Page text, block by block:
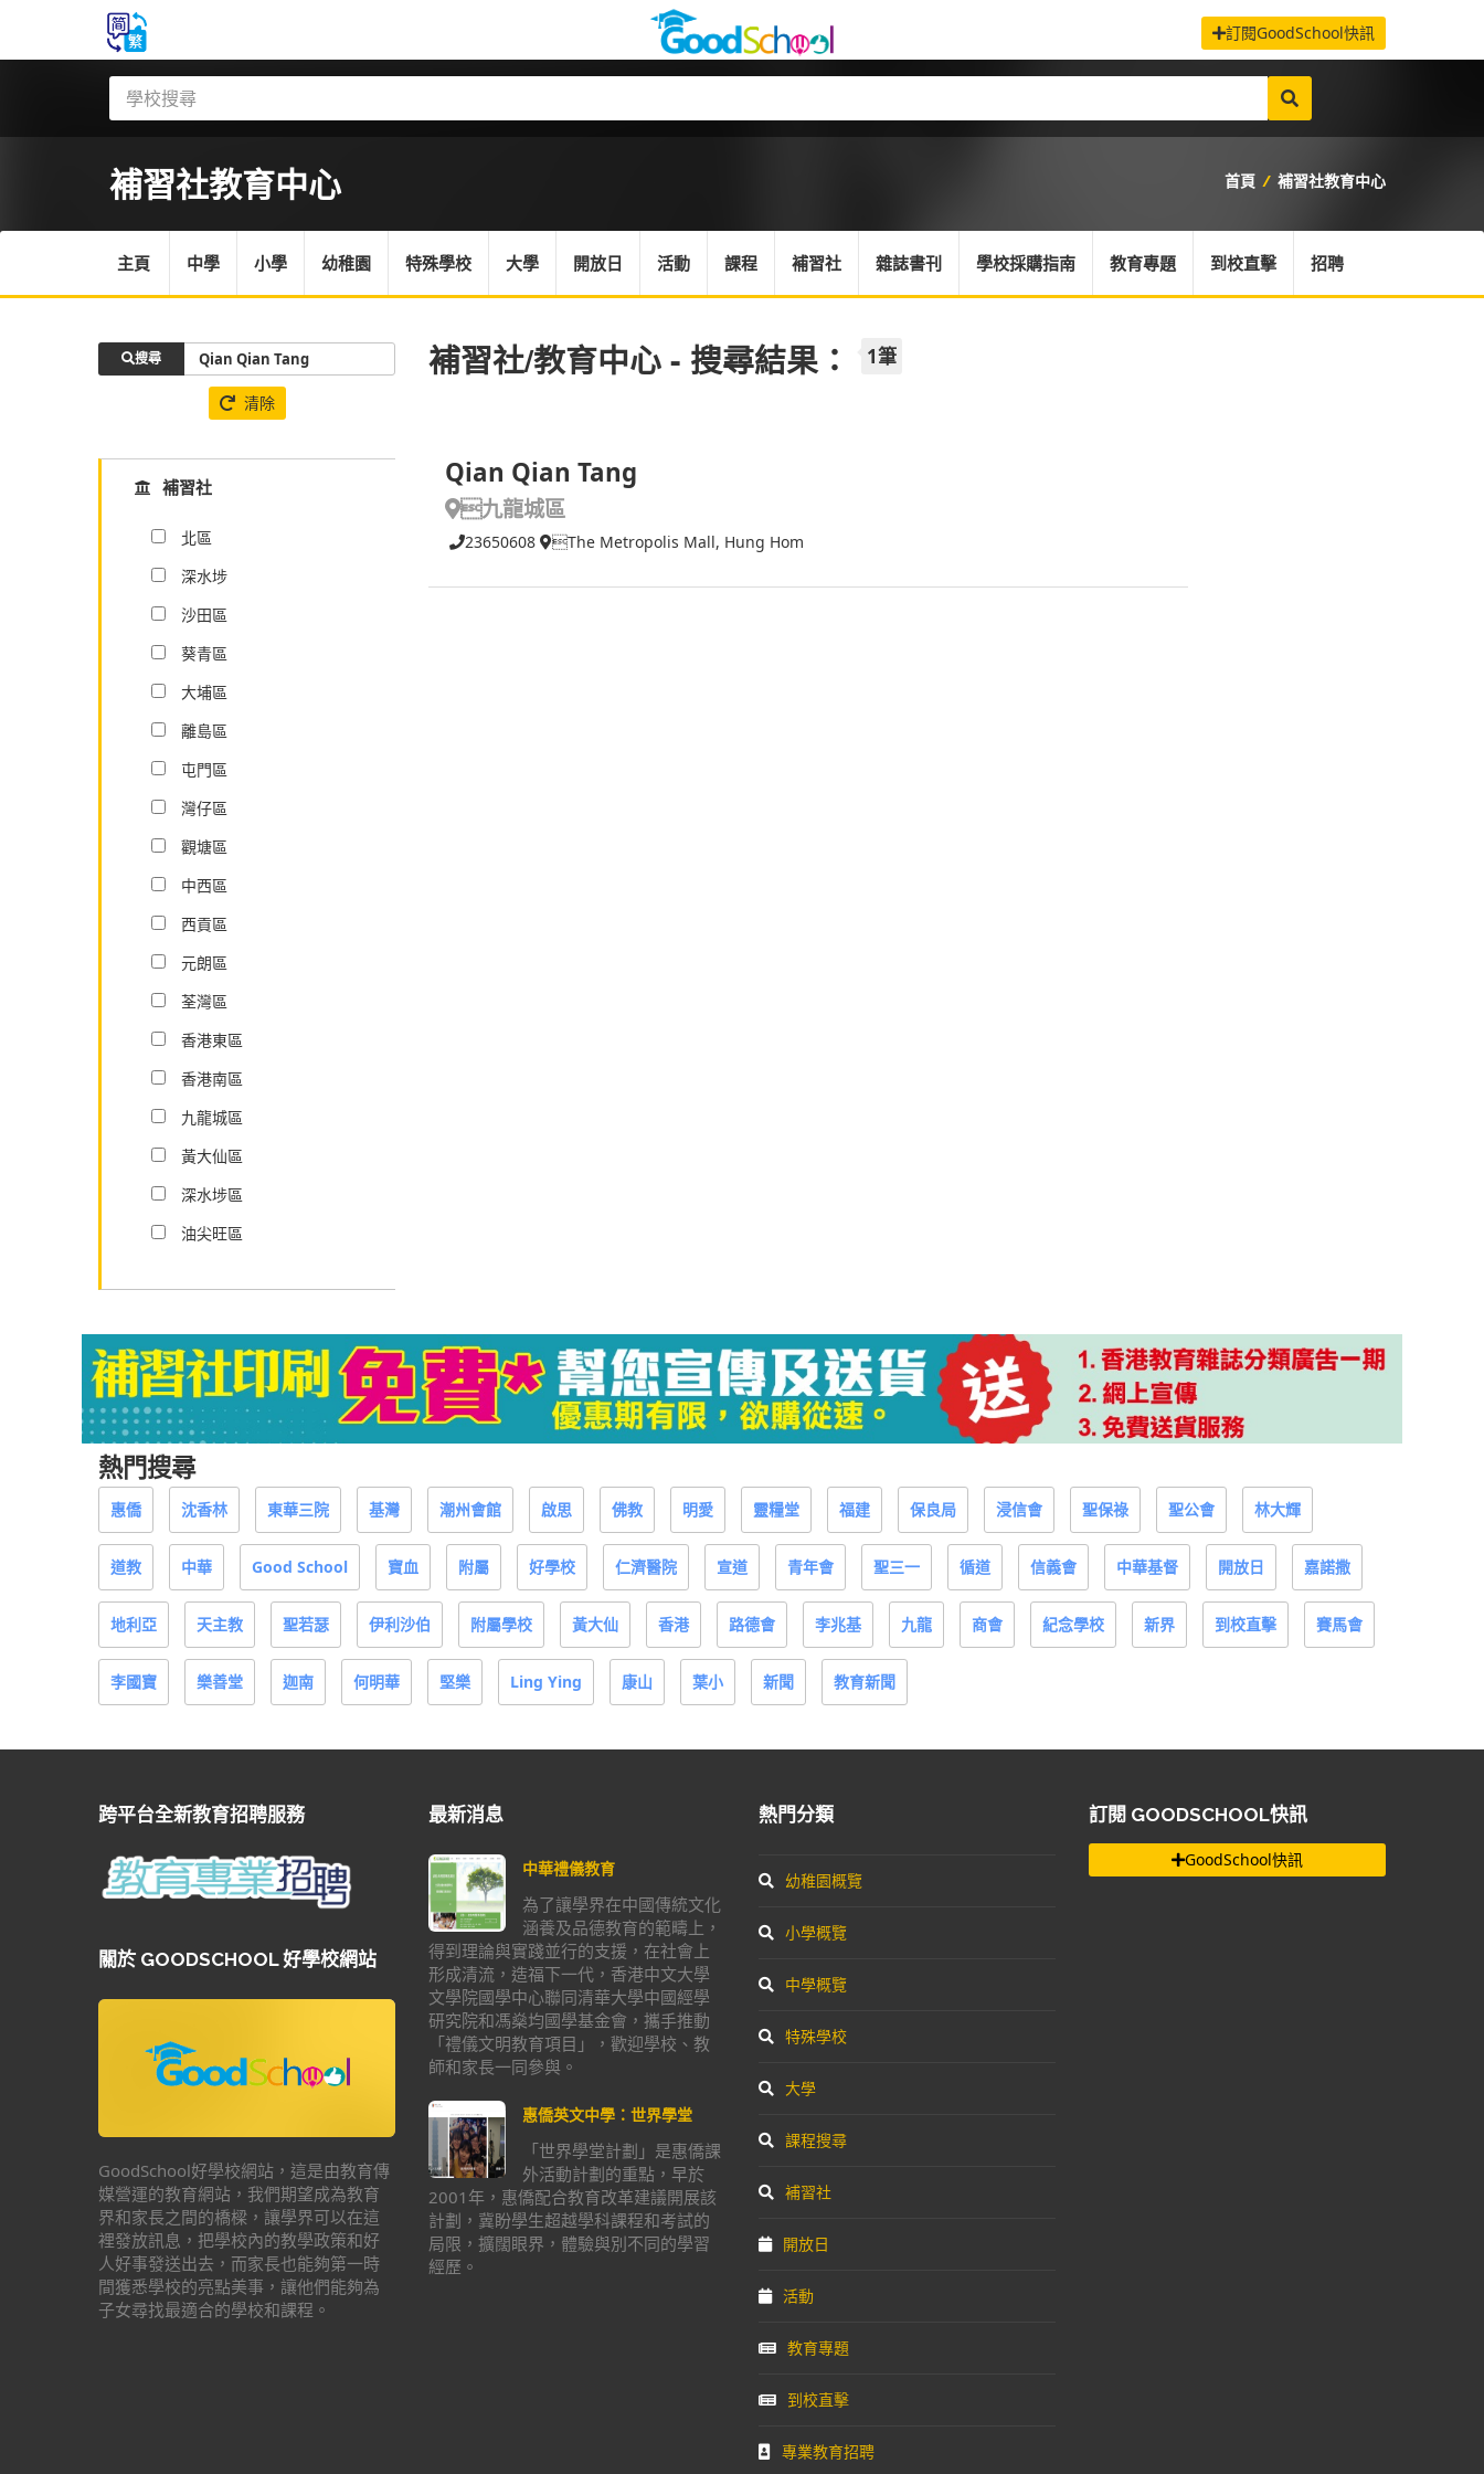
訂閱GoodSchool快訊
補習社教育中心 首頁 / 補習社教育中心
主頁 中學 小學 幼稚園 特殊學校 大學 開放日 活動 課程 補習社 雜誌書刊 學校採購指南 教育專題 到校直擊 招聘
補習社/教育中心 - 搜尋結果： 1筆
Qian Qian Tang
九龍城區
23650608 The Metropolis Mall, Hung Hom
搜尋
清除
補習社
北區
深水埗
沙田區
葵青區
大埔區
離島區
屯門區
灣仔區
觀塘區
中西區
西貢區
元朗區
荃灣區
香港東區
香港南區
九龍城區
黃大仙區
深水埗區
油尖旺區
熱門搜尋
惠僑 沈香林 東華三院 基灣 潮州會館 啟思 佛教 明愛 靈糧堂 福建 保良局 浸信會 聖保祿 聖公會 林大輝
道教 中華 Good School 寶血 附屬 好學校 仁濟醫院 宣道 青年會 聖三一 循道 信義會 中華基督 開放日 嘉諾撒
地利亞 天主教 聖若瑟 伊利沙伯 附屬學校 黃大仙 香港 路德會 李兆基 九龍 商會 紀念學校 新界 到校直擊 賽馬會
李國寶 樂善堂 迦南 何明華 堅樂 Ling Ying 康山 葉小 新聞 教育新聞
跨平台全新教育招聘服務
關於 GOODSCHOOL 好學校網站
GoodSchool好學校網站，這是由教育傳
媒營運的教育網站，我們期望成為教育
界和家長之間的橋樑，讓學界可以在這
裡發放訊息，把學校內的教學政策和好
人好事發送出去，而家長也能夠第一時
間獲悉學校的亮點美事，讓他們能夠為
子女尋找最適合的學校和課程。
最新消息
中華禮儀教育
為了讓學界在中國傳統文化
涵養及品德教育的範疇上，
得到理論與實踐並行的支援，在社會上
形成清流，造福下一代，香港中文大學
文學院國學中心聯同清華大學中國經學
研究院和馮燊均國學基金會，攜手推動
「禮儀文明教育項目」，歡迎學校、教
師和家長一同參與。
惠僑英文中學：世界學堂
「世界學堂計劃」是惠僑課
外活動計劃的重點，早於
2001年，惠僑配合教育改革建議開展該
計劃，冀盼學生超越學科課程和考試的
局限，擴闊眼界，體驗與別不同的學習
經歷。
熱門分類
幼稚園概覽
小學概覽
中學概覽
特殊學校
大學
課程搜尋
補習社
開放日
活動
教育專題
到校直擊
專業教育招聘
訂閱 GOODSCHOOL快訊
GoodSchool快訊